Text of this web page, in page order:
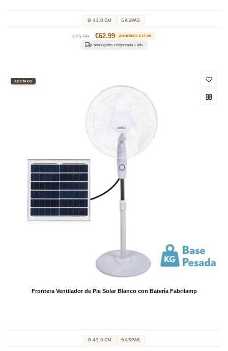
Ø 43.0 CM 5 ASPAS
Precio
habitual
€75.99
Precio
de
€62.99 AHORRAS €13.00
Portes gratis comprando 2 uds
AGOTADO
Frontera Ventilador de Pie Solar Blanco con Batería Fabrilamp
Ø 43.0 CM 5 ASPAS